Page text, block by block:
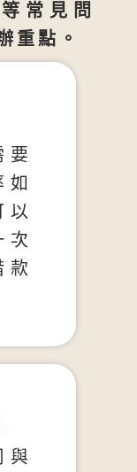
常見問
重點。
要
以
次
款
與